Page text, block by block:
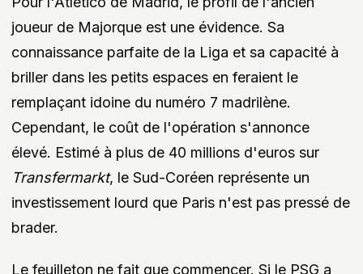
joueur de Majorque est une évidence. Sa
connaissance parfaite de la Liga et sa capacité à
briller dans les petits espaces en feraient le
remplaçant idoine du numéro 7 madrilène.
Cependant, le coût de l'opération s'annonce
élevé. Estimé à plus de 40 millions d'euros sur
Transfermarkt, le Sud-Coréen représente un
investissement lourd que Paris n'est pas pressé de
brader.
Le feuilleton ne fait que commencer. Si le PSG a